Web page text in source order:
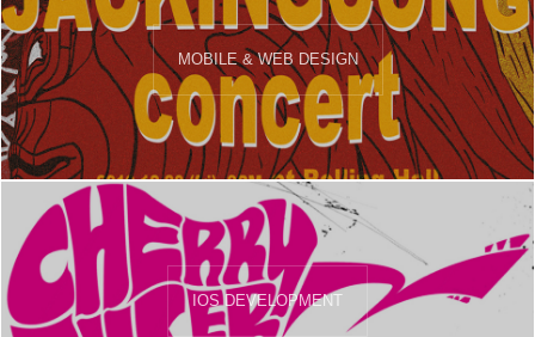
MOBILE & WEB DESIGN
IOS DEVELOPMENT